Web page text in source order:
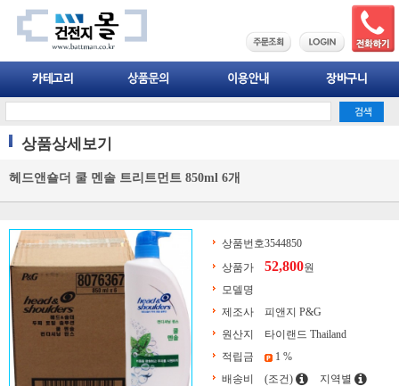
상품상세보기
헤드앤숄더 쿨 멘솔 트리트먼트 850ml 6개
상품번호3544850
상품가
52,800원
모델명
제조사
피앤지 P&G
원산지
타이랜드 Thailand
적립금
1 %
배송비
(조건) 지역별